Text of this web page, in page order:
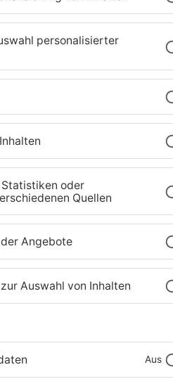
Faulbacher
soll